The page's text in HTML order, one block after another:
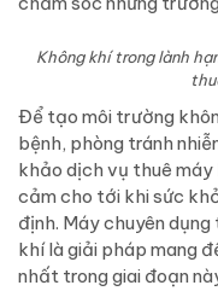
Không khí trong lành
Để tạo môi trường
bệnh, phòng tránh
khảo dịch vụ thuê
cảm cho tới khi sức
định. Máy chuyên
khí là giải pháp mang
nhất trong giai đoạn